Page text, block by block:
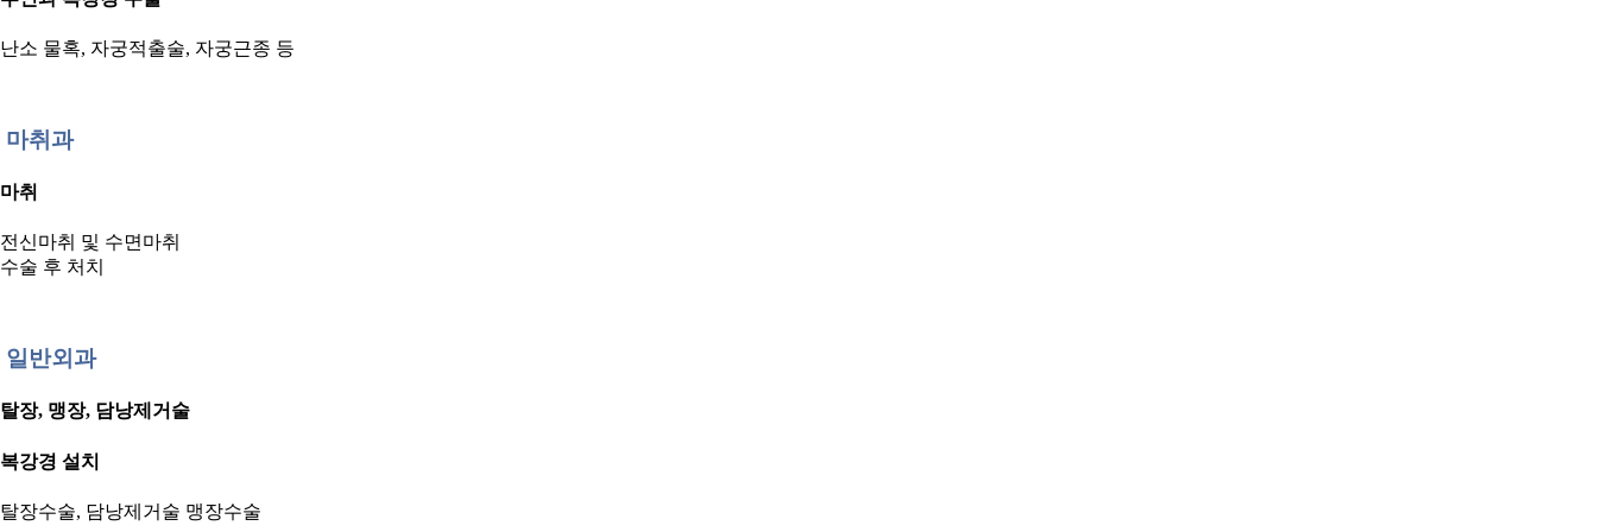
난소 물혹, 자궁적출술, 자궁근종 등
마취과
마취
전신마취 및 수면마취
수술 후 처치
일반외과
탈장, 맹장, 담낭제거술
복강경 설치
탈장수술, 담낭제거술 맹장수술